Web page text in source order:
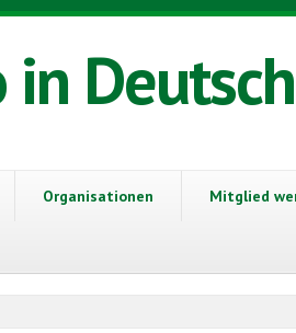
in
Organisationen Mitglied